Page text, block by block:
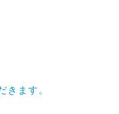
ます。